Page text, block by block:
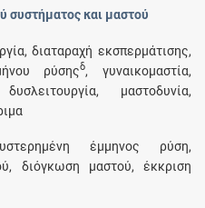
συστήματος και μαστού
διαταραχή εκσπερμάτισης,
ρύσηςδ, γυναικομαστία,
μαστοδυνία,
έμμηνος ρύση,
διόγκωση μαστού, έκκριση